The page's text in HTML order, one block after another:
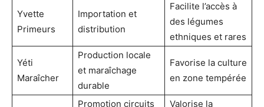
Yvette
Primeurs
Importation et
distribution
Facilite l’accès à
des légumes
ethniques et rares
Yéti
Maraîcher
Production locale
et maraîchage
durable
Favorise la culture
en zone tempérée
Promotion circuits
Valorise la